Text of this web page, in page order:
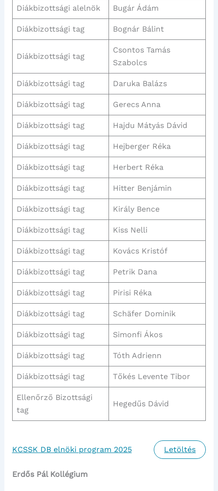
Diákbizottsági alelnök Bugár Ádám
Diákbizottsági tag Bognár Bálint
Diákbizottsági tag
Csontos Tamás
Szabolcs
Diákbizottsági tag Daruka Balázs
Diákbizottsági tag Gerecs Anna
Diákbizottsági tag Hajdu Mátyás Dávid
Diákbizottsági tag Hejberger Réka
Diákbizottsági tag Herbert Réka
Diákbizottsági tag Hitter Benjámin
Diákbizottsági tag Király Bence
Diákbizottsági tag Kiss Nelli
Diákbizottsági tag Kovács Kristóf
Diákbizottsági tag Petrik Dana
Diákbizottsági tag Pirisi Réka
Diákbizottsági tag Schäfer Dominik
Diákbizottsági tag Simonfi Ákos
Diákbizottsági tag Tóth Adrienn
Diákbizottsági tag Tőkés Levente Tibor
Ellenőrző Bizottsági
tag
Hegedűs Dávid
KCSSK DB elnöki program 2025 Letöltés
Erdős Pál Kollégium